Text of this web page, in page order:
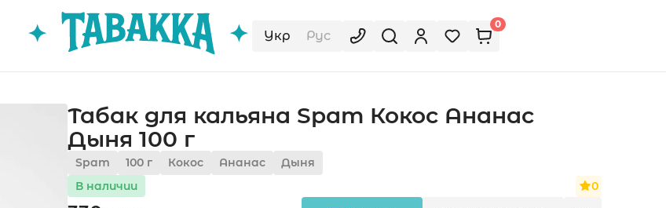
Укр Рус
0
Табак для кальяна Spam Кокос Ананас
Дыня 100 г
Spam 100 г Кокос Ананас
Дыня
В наличии
0